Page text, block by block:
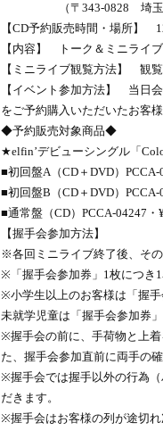
（〒343-0828 埼玉県越
【CD予約販売時間・場所】
【内容】 トーク＆ミニライ
【ミニライブ観覧方法】 観
【イベント参加方法】 当日
をご予約購入いただいたお客様
◆予約販売対象商品◆
★elfin’デビューシングル「
■初回盤A（CD＋DVD）PCCA-
■初回盤B（CD＋DVD）PCCA-
■通常盤（CD）PCCA-04247・
【握手会参加方法】
※各回ミニライブ終了後、そ
※「握手会参加券」1枚につき
※小学生以上のお客様は「握手
未就学児童は「握手会参加券
※握手会の前に、手荷物と上
た、握手会参加直前に両手の
※握手会では握手以外の行為
だきます。
※握手会はお客様の列が途切れ